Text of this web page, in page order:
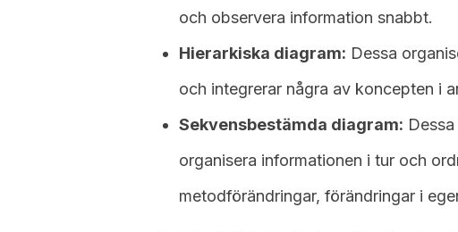
och observera information snabbt.
Hierarkiska diagram: Dessa
och integrerar några av koncepten i
Sekvensbestämda diagram:
organisera informationen i tur och
metodförändringar, förändringar i